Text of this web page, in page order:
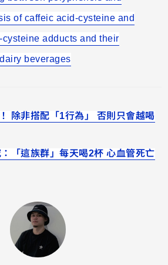
of caffeic acid-cysteine and
adducts and their
beverages
除非搭配「1行為」 否則只會越喝
「這族群」每天喝2杯 心血管死亡